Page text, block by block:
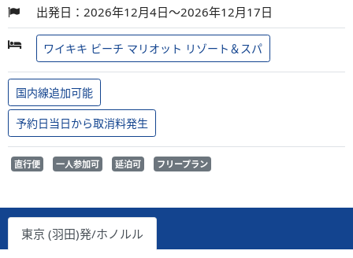
出発日：2026年12月4日～2026年12月17日
ワイキキ ビーチ マリオット リゾート＆スパ
国内線追加可能
予約日当日から取消料発生
直行便 一人参加可 延泊可 フリープラン
東京 (羽田)発/ホノルル